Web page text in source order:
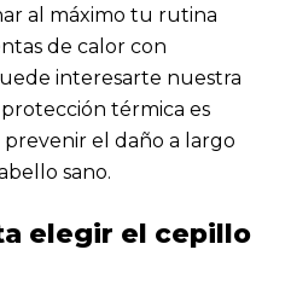
al máximo tu rutina
de calor con
interesarte nuestra
térmica es
prevenir el daño a largo
sano.
elegir el cepillo